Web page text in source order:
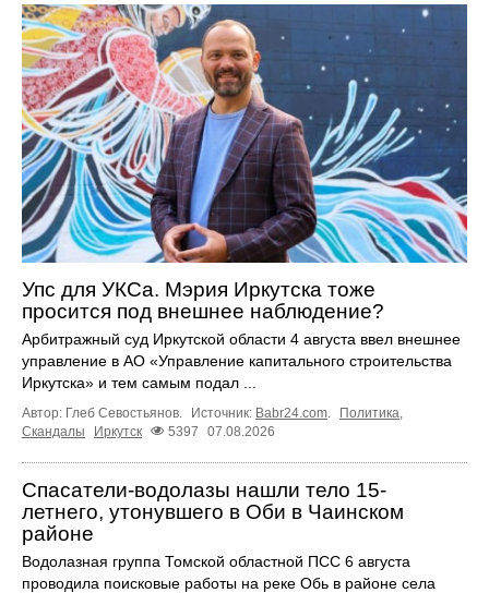
Упс для УКСа. Мэрия Иркутска тоже
просится под внешнее наблюдение?
Арбитражный суд Иркутской области 4 августа ввел внешнее
управление в АО «Управление капитального строительства
Иркутска» и тем самым подал ...
Автор: Глеб Севостьянов. Источник: Babr24.com Политика
Скандалы
Иркутск 5397 07.08.2026
Спасатели-водолазы нашли тело 15-
летнего, утонувшего в Оби в Чаинском
районе
Водолазная группа Томской областной ПСС 6 августа
проводила поисковые работы на реке Обь в районе села